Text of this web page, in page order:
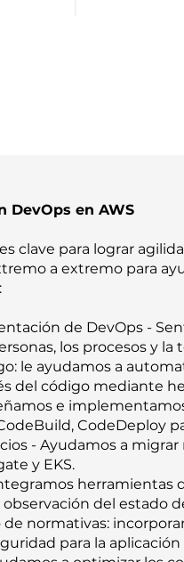
DevOps en AWS
clave para lograr
a extremo para
de DevOps -
los procesos y la
le ayudamos a
del código mediante
e
CodeDeploy
- Ayudamos a
y EKS.
herramientas
del estado
normativas:
para la